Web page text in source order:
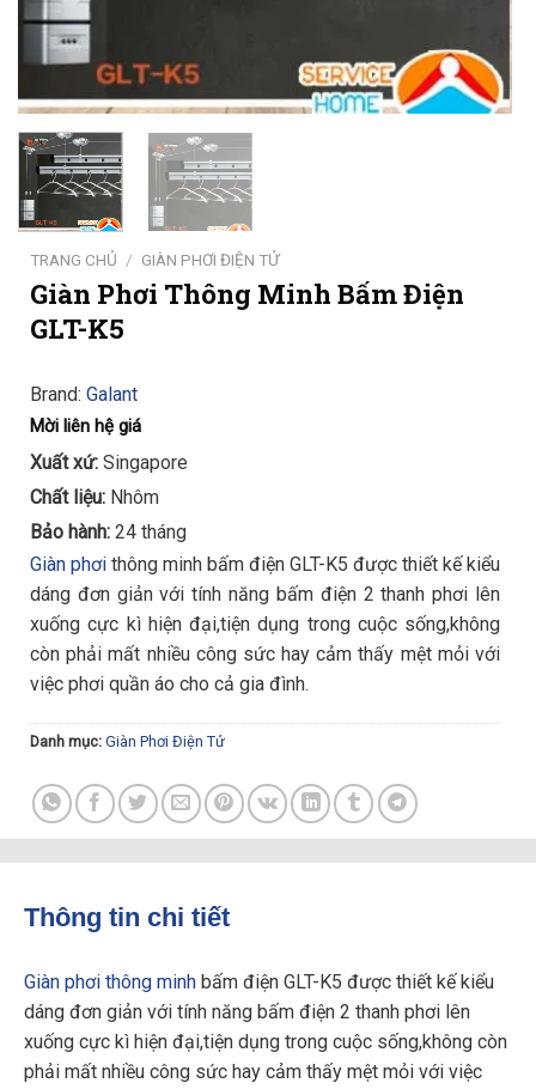
TRANG CHỦ / GIÀN PHƠI ĐIỆN TỬ
Giàn Phơi Thông Minh Bấm Điện
GLT-K5
Brand: Galant
Mời liên hệ giá
Xuất xứ: Singapore
Chất liệu: Nhôm
Bảo hành: 24 tháng
Giàn phơi thông minh bấm điện GLT-K5 được thiết kế kiểu
dáng đơn giản với tính năng bấm điện 2 thanh phơi lên
xuống cực kì hiện đại,tiện dụng trong cuộc sống,không
còn phải mất nhiều công sức hay cảm thấy mệt mỏi với
việc phơi quần áo cho cả gia đình.
Danh mục: Giàn Phơi Điện Tử
Thông tin chi tiết
Giàn phơi thông minh bấm điện GLT-K5 được thiết kế kiểu
dáng đơn giản với tính năng bấm điện 2 thanh phơi lên
xuống cực kì hiện đại,tiện dụng trong cuộc sống,không còn
phải mất nhiều công sức hay cảm thấy mệt mỏi với việc